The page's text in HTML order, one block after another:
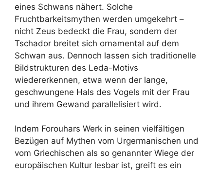
eines Schwans nähert. Solche
Fruchtbarkeitsmythen werden umgekehrt –
nicht Zeus bedeckt die Frau, sondern der
Tschador breitet sich ornamental auf dem
Schwan aus. Dennoch lassen sich traditionelle
Bildstrukturen des Leda-Motivs
wiedererkennen, etwa wenn der lange,
geschwungene Hals des Vogels mit der Frau
und ihrem Gewand parallelisiert wird.
Indem Forouhars Werk in seinen vielfältigen
Bezügen auf Mythen vom Urgermanischen und
vom Griechischen als so genannter Wiege der
europäischen Kultur lesbar ist, greift es ein